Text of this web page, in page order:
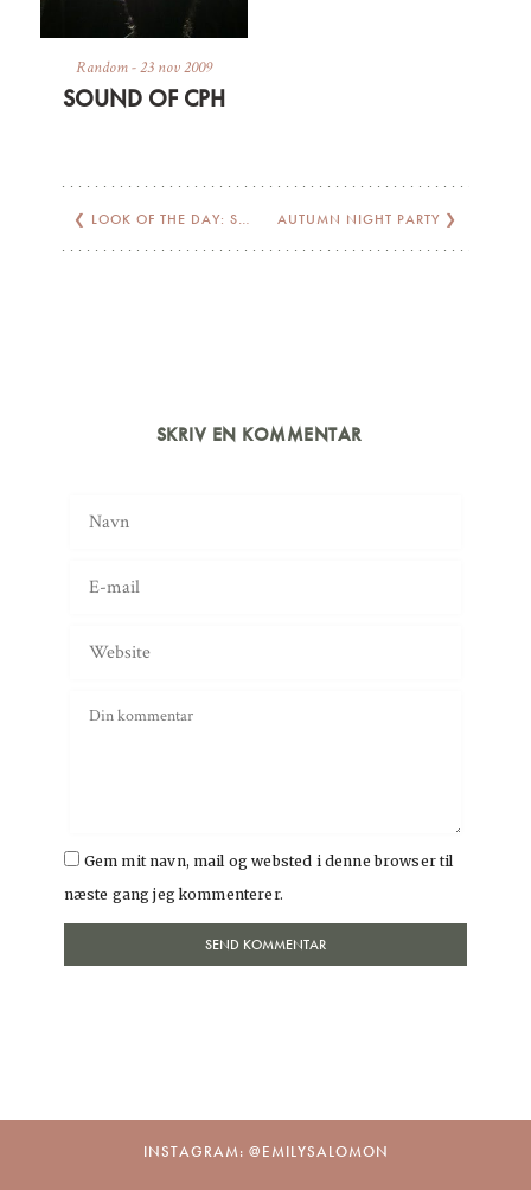
Random-23 nov 2009
SOUND OF CPH
❮ LOOK OF THE DAY: SAME SAME BUT DIFFERENT AUTUMN NIGHT PARTY ❯
SKRIV EN KOMMENTAR
Gem mit navn, mail og websted i denne browser til
næste gang jeg kommenterer.
INSTAGRAM: @EMILYSALOMON